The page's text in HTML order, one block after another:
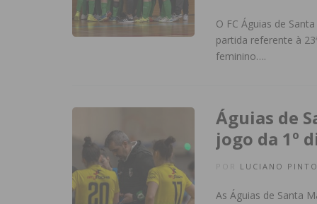
O FC Águias de
partida referente à
feminino….
Águias de
jogo da 1º
LUCIANO
As Águias de Santa